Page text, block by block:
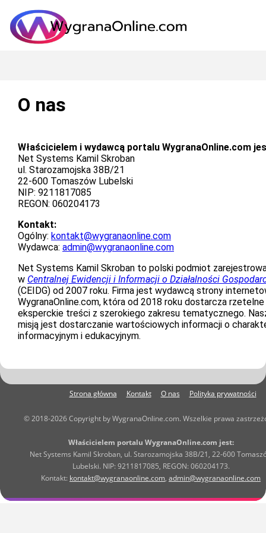
O nas
Właścicielem i wydawcą portalu WygranaOnline.com
Net Systems Kamil Skroban
ul. Starozamojska 38B/21
22-600 Tomaszów Lubelski
NIP: 9211817085
REGON: 060204173
Kontakt:
Ogólny: kontakt@wygranaonline.com
Wydawca: admin@wygranaonline.com
Net Systems Kamil Skroban to polski podmiot
w Centralnej Ewidencji i Informacji o Działalności
(CEIDG) od 2007 roku. Firma jest wydawcą strony
WygranaOnline.com, która od 2018 roku dostarcza rzetelne
eksperckie treści z szerokiego zakresu tematycznego.
misją jest dostarczanie wartościowych informacji o
informacyjnym i edukacyjnym.
Strona główna Kontakt O nas Polityka prywatności
© 2018-2026 Copyright by WygranaOnline.com. Wszelkie prawa
Właścicielem portalu WygranaOnline.com jest:
Net Systems Kamil Skroban, ul. Starozamojska 38B/21, 22-600
Lubelski. NIP: 9211817085, REGON: 060204173.
Kontakt: kontakt@wygranaonline.com, admin@wygranaonline.com